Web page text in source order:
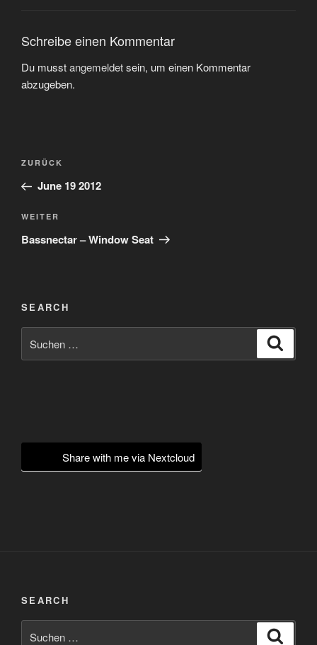
Schreibe einen Kommentar
Du musstangemeldetsein, um einen Kommentar
abzugeben.
Beitragsnavigation
Vorheriger
Beitrag
ZURÜCK
June 19 2012
Nächster
Beitrag
WEITER
Bassnectar – Window Seat
SEARCH
nach:
Share with me via Nextcloud
SEARCH